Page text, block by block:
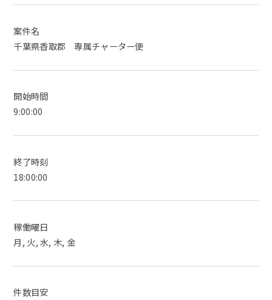
案件名
千葉県香取郡 専属チャーター便
開始時間
9:00:00
終了時刻
18:00:00
稼働曜日
月, 火, 水, 木, 金
件数目安